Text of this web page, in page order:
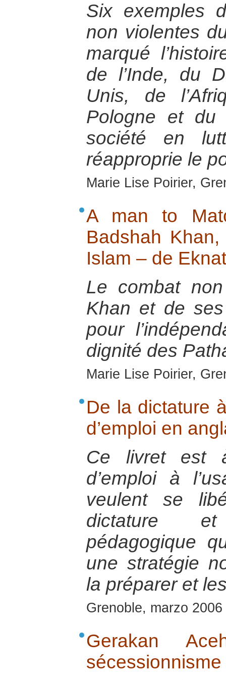
Six exemples
non violentes
marqué
de l’Inde, du
Unis, de
Pologne et du
société en
réapproprie le
Marie Lise Poirier,
A man to
Badshah
Islam – de
Le combat
Khan et de
pour
dignité des
Marie Lise Poirier,
De la dictature
d’emploi en
Ce livret est
d’emploi à
veulent se
dictature
pédagogique
une stratégie
la préparer et
Grenoble, marzo 2006
Gerakan